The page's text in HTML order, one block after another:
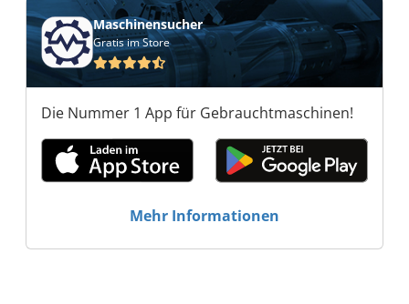
Maschinensucher
Gratis im Store
Die Nummer 1 App für Gebrauchtmaschinen!
Mehr Informationen